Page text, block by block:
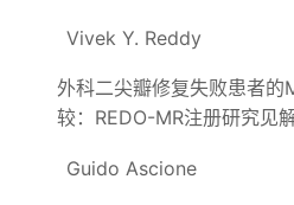
Vivek Y. Reddy
外科二尖瓣修复失败患者的
较：REDO-MR注册研究见
Guido Ascione